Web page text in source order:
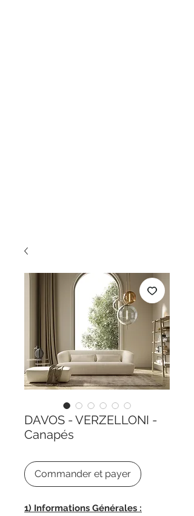
DAVOS - VERZELLONI -
Canapés
Commander et payer
1) Informations Générales :